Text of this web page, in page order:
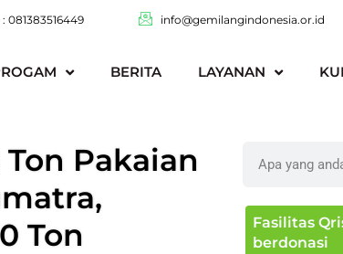
081383516449 info@gemilangindonesia.or.id
BERITA LAYANAN
Pakaian
Ton
Fasilitas
berdonasi